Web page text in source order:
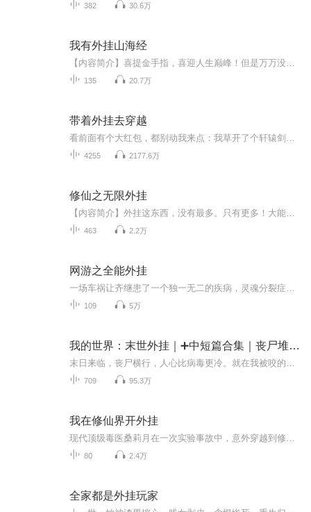
382 30.6万
我有外挂山海经
135 20.7万
带着外挂去穿越
4255 2177.6万
修仙之无限外挂
463 2.2万
网游之全能外挂
109 5万
我的世界：末世外挂｜➕中短篇合集｜丧尸堆里开系统
709 95.3万
我在修仙界开外挂
80 2.4万
全家都是外挂玩家